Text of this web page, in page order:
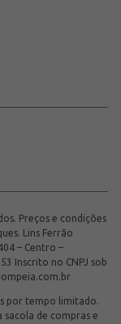
Preços e condições
Lins Ferrão
– Centro –
Inscrito no CNPJ sob
por tempo limitado.
de compras e